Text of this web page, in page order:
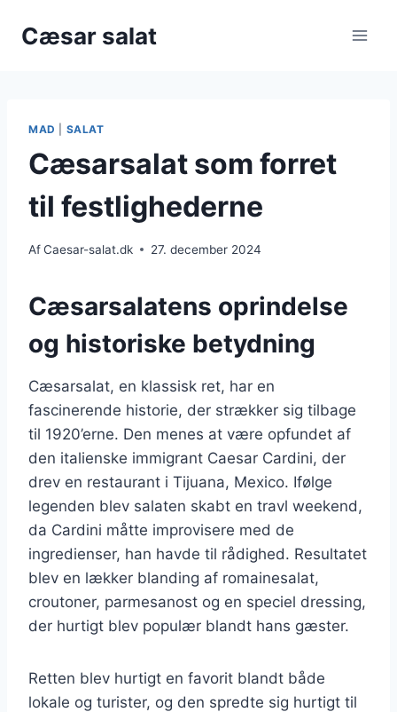
Cæsar salat
MAD SALAT
Cæsarsalat som forret
til festlighederne
AfCaesar-salat.dk 27. december 2024
Cæsarsalatens oprindelse
og historiske betydning
Cæsarsalat, en klassisk ret, har en
fascinerende historie, der strækker sig tilbage
til 1920’erne. Den menes at være opfundet af
den italienske immigrant Caesar Cardini, der
drev en restaurant i Tijuana, Mexico. Ifølge
legenden blev salaten skabt en travl weekend,
da Cardini måtte improvisere med de
ingredienser, han havde til rådighed. Resultatet
blev en lækker blanding af romainesalat,
croutoner, parmesanost og en speciel dressing,
der hurtigt blev populær blandt hans gæster.
Retten blev hurtigt en favorit blandt både
lokale og turister, og den spredte sig hurtigt til